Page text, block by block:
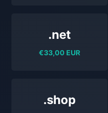
.net
€33,00 EUR
.shop